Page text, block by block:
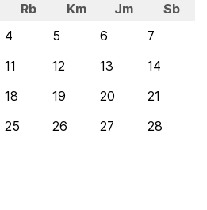
Rb Km Jm
Sb
4 5 6
7
11 12 13
14
18 19 20
21
25 26 27 28